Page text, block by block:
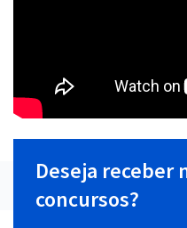
Deseja receber
concursos?